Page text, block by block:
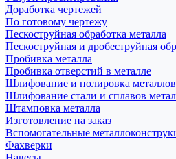
Доработка чертежей
По готовому чертежу
Пескоструйная обработка металла
Пескоструйная и дробеструйная
Пробивка металла
Пробивка отверстий в металле
Шлифование и полировка металлов
Шлифование стали и сплавов
Штамповка металла
Изготовление на заказ
Вспомогательные
Фахверки